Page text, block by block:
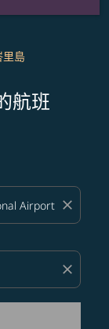
里島
航班
close
close
件。